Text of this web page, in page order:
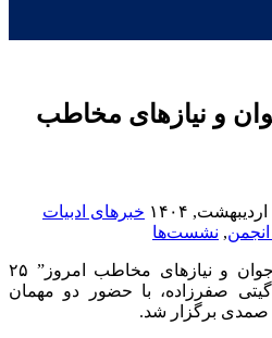
و نیازهای مخاطب
خبرهای ادبیات
, نشست‌ها
نشست “داستان کودک و نوجوان و نیازهای مخاطب امروز” ۲۵
به دبیری گیتی صفرزاده، با حضور دو مهمان
صمدی برگزار شد.